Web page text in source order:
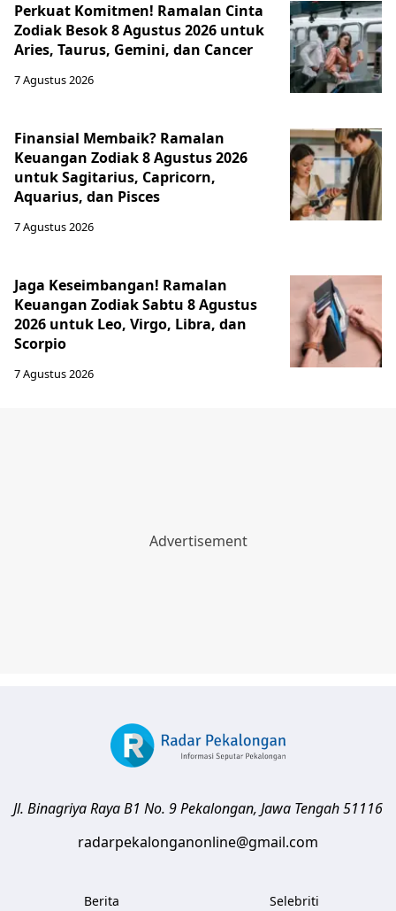
Perkuat Komitmen! Ramalan Cinta
Zodiak Besok 8 Agustus 2026 untuk
Aries, Taurus, Gemini, dan Cancer
7 Agustus 2026
Finansial Membaik? Ramalan
Keuangan Zodiak 8 Agustus 2026
untuk Sagitarius, Capricorn,
Aquarius, dan Pisces
7 Agustus 2026
Jaga Keseimbangan! Ramalan
Keuangan Zodiak Sabtu 8 Agustus
2026 untuk Leo, Virgo, Libra, dan
Scorpio
7 Agustus 2026
Jl. Binagriya Raya B1 No. 9Pekalongan, Jawa Tengah51116
radarpekalonganonline@gmail.com
Berita
Selebriti